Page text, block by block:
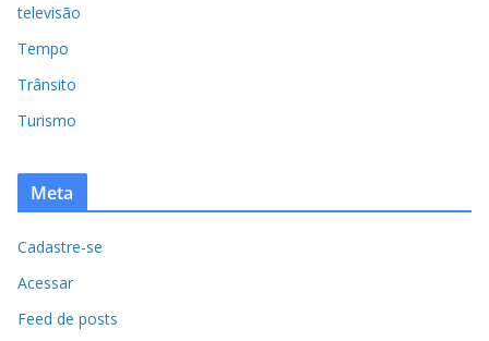
televisão
Tempo
Trânsito
Turismo
Meta
Cadastre-se
Acessar
Feed de posts